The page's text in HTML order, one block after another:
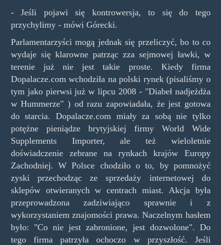
- Jeśli pojawi się kontrowersja, to się do tego
przychylimy - mówi Górecki.
Parlamentarzyści mogą jednak się przeliczyć, bo to co
wydaje się klarowne patrząc zza sejmowej ławki, w
terenie już nie jest takie proste. Kiedy firma
Dopalacze.com wchodziła na polski rynek (pisaliśmy o
tym jako pierwsi już w lipcu 2008 - "Diabeł nadjeżdża
w Hummerze" ) od razu zapowiadała, że jest gotowa
do starcia. Dopalacze.com miały za sobą nie tylko
potężne pieniądze brytyjskiej firmy World Wide
Supplements Importer, ale też wieloletnie
doświadczenie zebrane na rynkach krajów Europy
Zachodniej. W Polsce chodziło o to, by pomnożyć
zyski przechodząc ze sprzedaży internetowej do
sklepów otwieranych w centrach miast. Akcja była
przeprowadzona zadziwiająco sprawnie i z
wykorzystaniem znajomości prawa. Naczelnym hasłem
było: "Co nie jest zabronione, jest dozwolone". Do
tego firma patrzyła ochoczo w przyszłość. Jeśli